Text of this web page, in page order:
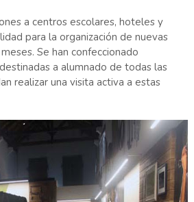
a centros escolares, hoteles y
para la organización de nuevas
Se han confeccionado
a alumnado de todas las
realizar una visita activa a estas